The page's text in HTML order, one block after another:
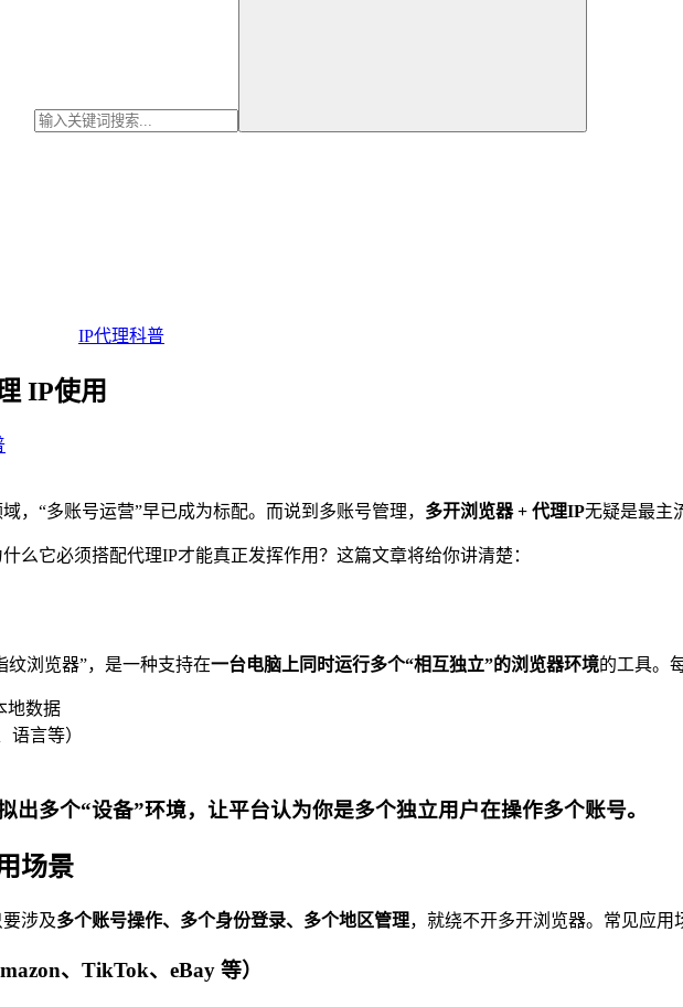
IP代理科普
IP使用
，“多账号运营”早已成为标配。而说到多账号管理， 多开浏览器 + 代理IP无疑是最主
么它必须搭配代理IP才能真正发挥作用？这篇文章将给你讲清楚：
纹浏览器”，是一种支持在一台电脑上同时运行多个“相互独立”的浏览器环境的工具。
地数据
语言等）
出多个“设备”环境，让平台认为你是多个独立用户在操作多个账号。
场景
涉及多个账号操作、多个身份登录、多个地区管理，就绕不开多开浏览器。常见应用
、TikTok、eBay 等）